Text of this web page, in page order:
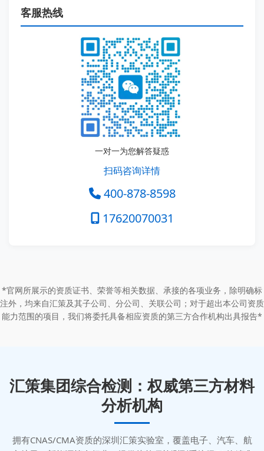
客服热线
一对一为您解答疑惑
扫码咨询详情
400-878-8598
17620070031
*官网所展示的资质证书、荣誉等相关数据、承接的各项业务，除明确标
注外，均来自汇策及其子公司、分公司、关联公司；对于超出本公司资质
能力范围的项目，我们将委托具备相应资质的第三方合作机构出具报告*
汇策集团综合检测：权威第三方材料
分析机构
拥有CNAS/CMA资质的深圳汇策实验室，覆盖电子、汽车、航